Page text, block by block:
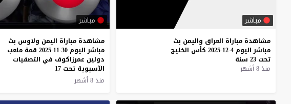
مباشر
مشاهدة مباراة العراق واليمن بث
مباشر اليوم 4-12-2025 كأس الخليج
تحت 23 سنة
منذ 8 أشهر
مباشر
مشاهدة مباراة اليمن ولاوس بث
مباشر اليوم 30-11-2025 قمة ملعب
دولين عمرزاكوف في التصفيات
الآسيوية تحت 17
منذ 8 أشهر